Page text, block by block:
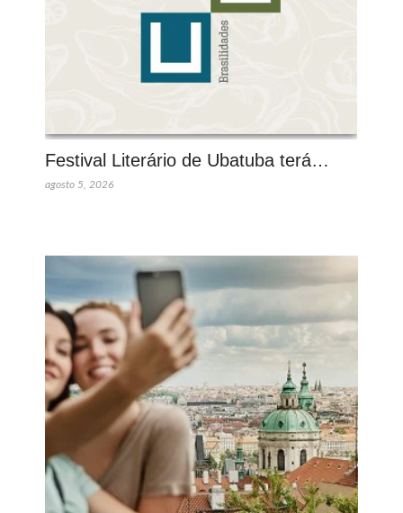
Festival Literário de Ubatuba terá…
agosto 5, 2026